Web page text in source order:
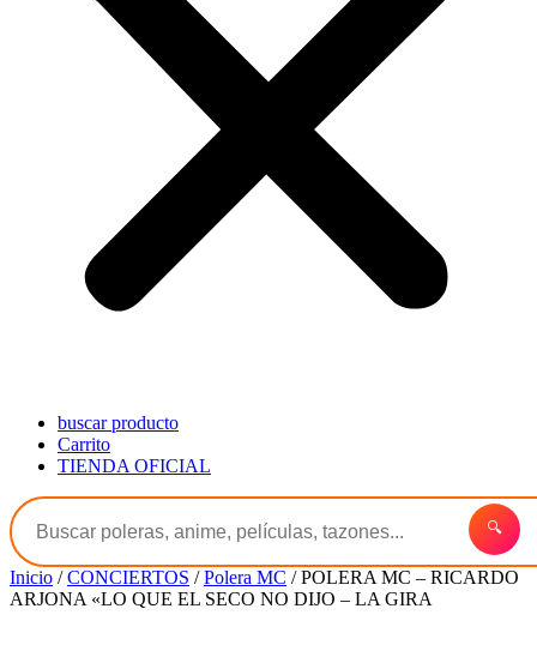
buscar producto
Carrito
TIENDA OFICIAL
🔍
Inicio /CONCIERTOS /Polera MC / POLERA MC – RICARDO
ARJONA «LO QUE EL SECO NO DIJO – LA GIRA